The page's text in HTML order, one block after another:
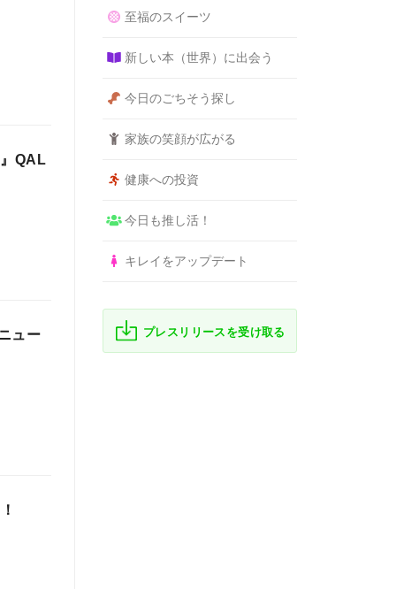
QAL
ュー
至福のスイーツ
新しい本（世界）に出会う
今日のごちそう探し
家族の笑顔が広がる
健康への投資
今日も推し活！
キレイをアップデート
プレスリリースを受け取る